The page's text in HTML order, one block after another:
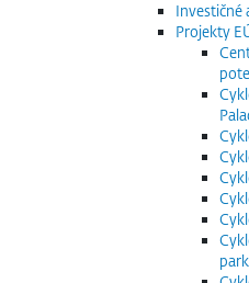
Investičné
Projekty